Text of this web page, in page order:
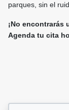
parques, sin el
¡No encontrarás
Agenda tu cita